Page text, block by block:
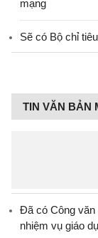
mạng
Sẽ có Bộ chỉ
TIN VĂN BẢN
Đã có Công
nhiệm vụ giáo